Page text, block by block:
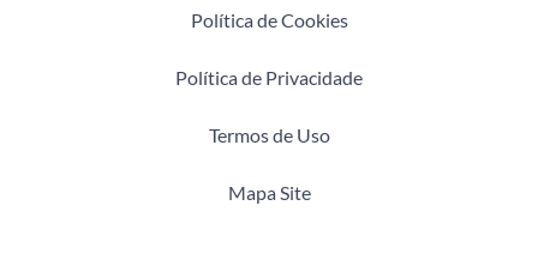
Política de Cookies
Política de Privacidade
Termos de Uso
Mapa Site